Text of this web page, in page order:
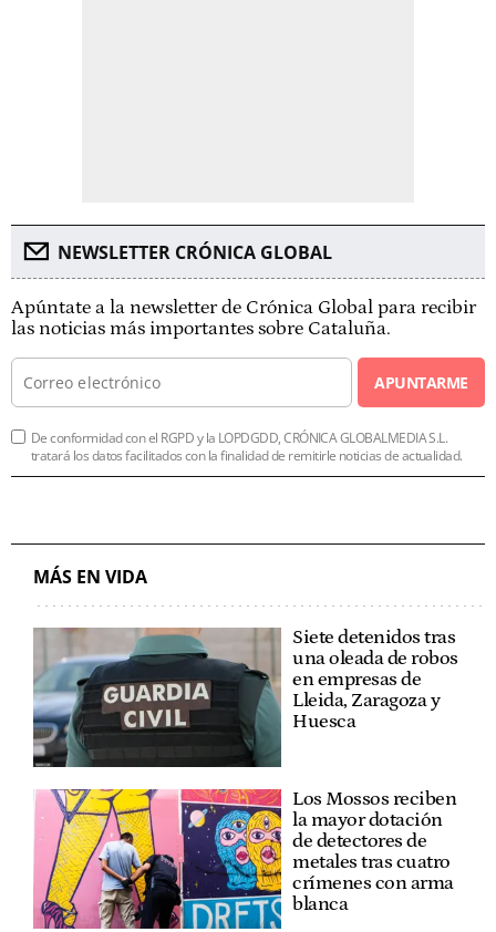
NEWSLETTER CRÓNICA GLOBAL
Apúntate a la newsletter de Crónica Global para recibir
las noticias más importantes sobre Cataluña.
APUNTARME
De conformidad con el RGPD y la LOPDGDD, CRÓNICA GLOBALMEDIA S.L.
tratará los datos facilitados con la finalidad de remitirle noticias de actualidad.
MÁS EN VIDA
Siete detenidos tras
una oleada de robos
en empresas de
Lleida, Zaragoza y
Huesca
Los Mossos reciben
la mayor dotación
de detectores de
metales tras cuatro
crímenes con arma
blanca